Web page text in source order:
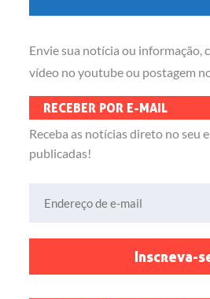
Envie sua notícia ou informação,
vídeo no youtube ou postagem
RECEBER POR E-MAIL
Receba as notícias direto no seu
publicadas!
Inscreva-